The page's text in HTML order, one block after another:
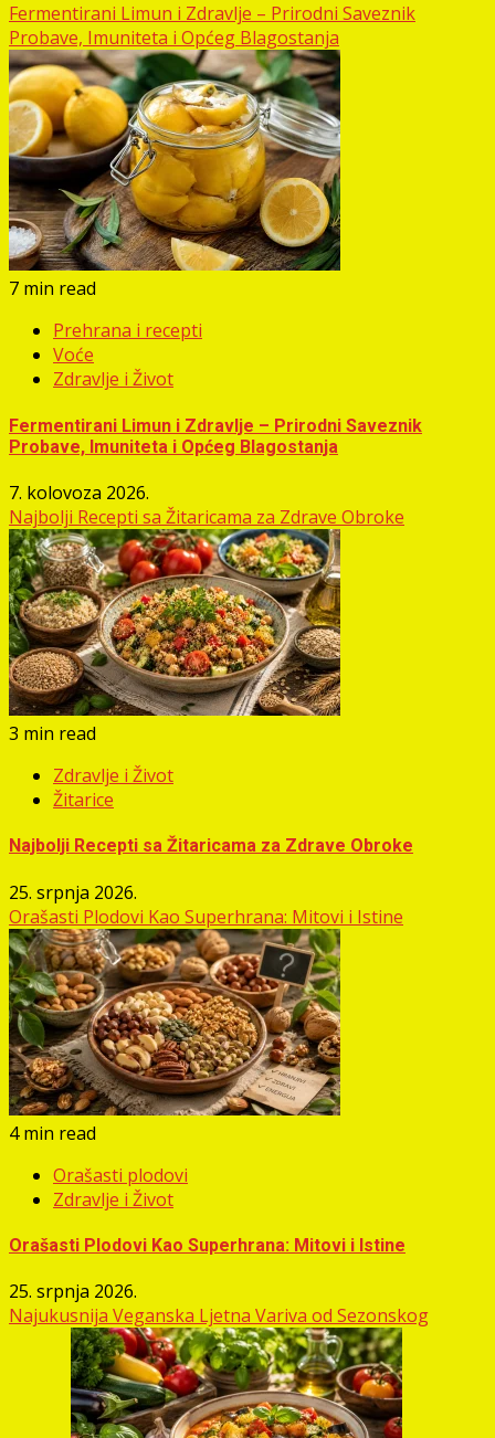
Fermentirani Limun i Zdravlje – Prirodni Saveznik
Probave, Imuniteta i Općeg Blagostanja
7 min read
Prehrana i recepti
Voće
Zdravlje i Život
Fermentirani Limun i Zdravlje – Prirodni Saveznik
Probave, Imuniteta i Općeg Blagostanja
7. kolovoza 2026.
Najbolji Recepti sa Žitaricama za Zdrave Obroke
3 min read
Zdravlje i Život
Žitarice
Najbolji Recepti sa Žitaricama za Zdrave Obroke
25. srpnja 2026.
Orašasti Plodovi Kao Superhrana: Mitovi i Istine
4 min read
Orašasti plodovi
Zdravlje i Život
Orašasti Plodovi Kao Superhrana: Mitovi i Istine
25. srpnja 2026.
Najukusnija Veganska Ljetna Variva od Sezonskog